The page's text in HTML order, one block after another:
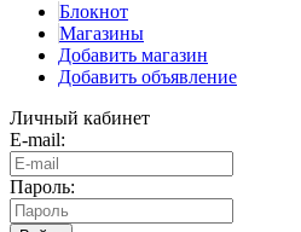
Блокнот
Магазины
Добавить магазин
Добавить объявление
Личный кабинет
E-mail:
Пароль: